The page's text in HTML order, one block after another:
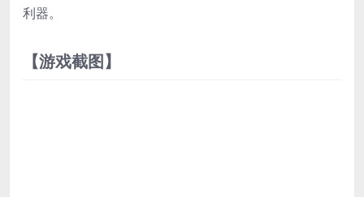
利器。
【游戏截图】